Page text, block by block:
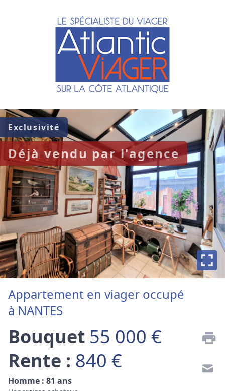
Exclusivité
Déjà vendu par l'agence
Appartement en viager occupé
à NANTES
Bouquet 55 000 €
Rente : 840 €
Homme : 81 ans